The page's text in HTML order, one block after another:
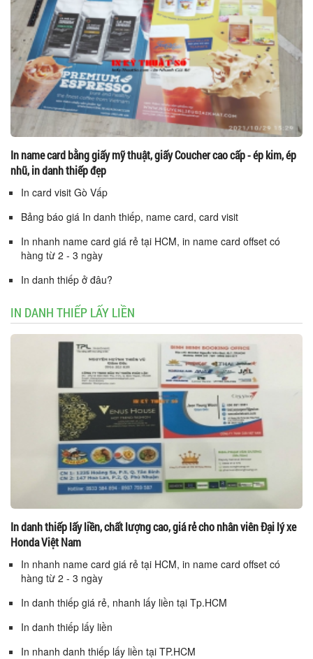
In name card bằng giấy mỹ thuật, giấy Coucher cao cấp - ép kim, ép
nhũ, in danh thiếp đẹp
In card visit Gò Vấp
Bảng báo giá In danh thiếp, name card, card visit
In nhanh name card giá rẻ tại HCM, in name card offset có
hàng từ 2 - 3 ngày
In danh thiếp ở đâu?
IN DANH THIẾP LẤY LIỀN
In danh thiếp lấy liền, chất lượng cao, giá rẻ cho nhân viên Đại lý xe
Honda Việt Nam
In nhanh name card giá rẻ tại HCM, in name card offset có
hàng từ 2 - 3 ngày
In danh thiếp giá rẻ, nhanh lấy liền tại Tp.HCM
In danh thiếp lấy liền
In nhanh danh thiếp lấy liền tại TP.HCM